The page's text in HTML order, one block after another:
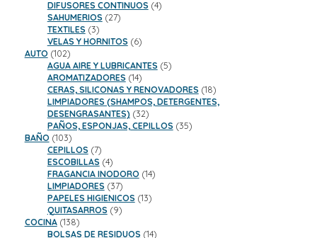
productos
DIFUSORES CONTINUOS 44
SAHUMERIOS 2727
TEXTILES 33
productos
VELAS Y HORNITOS 66
AUTO 102102
productos
AGUA AIRE Y LUBRICANTES 55
AROMATIZADORES 1414
productos
CERAS, SILICONAS Y RENOVADORES 1818
productos
LIMPIADORES (SHAMPOS, DETERGENTES,
DESENGRASANTES) 3232
productos
PAÑOS, ESPONJAS, CEPILLOS 3535
BAÑO 103103
productos
CEPILLOS 77
productos
ESCOBILLAS 44
productos
FRAGANCIA INODORO 1414
LIMPIADORES 3737
productos
PAPELES HIGIENICOS 1313
QUITASARROS 99
COCINA 138138
productos
BOLSAS DE RESIDUOS 1414